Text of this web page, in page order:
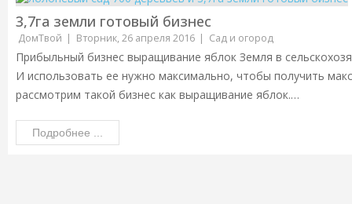
3,7га земли готовый бизнес
ДомТвой Вторник, 26 апреля 2016 Сад и огород
Прибыльный бизнес выращивание яблок Земля в
И использовать ее нужно максимально, чтобы получить
рассмотрим такой бизнес как выращивание яблок.…
Подробнее ...